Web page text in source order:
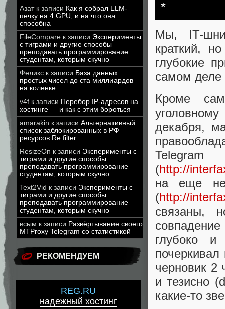
Азатк записи Как я собрал LLM-
печку на 4 GPU, и на что она
способна
FileCompare к записи Эксперименты
с тиграми и другие способы
преподавать программирование
студентам, которым скучно
Феликс к записи База данных
простых чисел до ста миллиардов
на коленке
v4f к записи Перебор IP-адресов на
хостинге — и как с этим бороться
amarakin к записи Альтернативный
список заблокированных в РФ
ресурсов Re:filter
ResizeOn к записи Эксперименты с
тиграми и другие способы
преподавать программирование
студентам, которым скучно
Text2Vid к записи Эксперименты с
тиграми и другие способы
преподавать программирование
студентам, которым скучно
всым к записи Развёртывание своего
MTProxy Telegram со статистикой
РЕКОМЕНДУЕМ
REG.RU
надежный хостинг
*
Мы, IT-
краткий,
глубокие
самом деле
Кроме
декабря,
(http://
на еще не
(http://
связаны,
глубоко
черновик 2
и тезисно
какие-то